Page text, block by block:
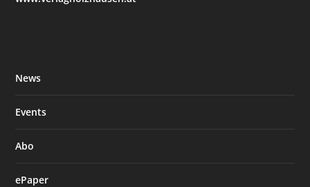
News
Events
Abo
ePaper